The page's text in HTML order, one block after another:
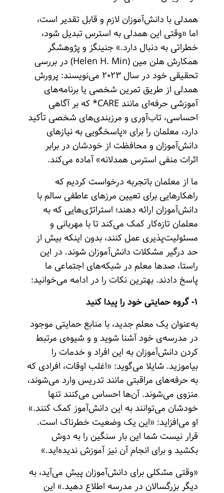
همدلی با دانش‌آموزان لازم و قابل تقدیر است،
اما «وقتی این همدلی به استرس تبدیل شود،
خطراتی به دنبال دارد.» جنینگز و پژوهشگر
همکارش هلن مین (Helen H. Min) در بررسی
تحقیقی خود در سال ۲۰۲۳ می‌نویسند: پرورش
همدلی از طریق تمرین شخصی یا برنامه‌های
آموزشی حرفه‌ای مانند CARE* که بر آگاهی
احساسی، تاب‌آوری و مرزبندی‌های شخصی تأکید
دارد، معلمان را برای «پاسخگویی به نیازهای
دانش‌آموزان و محافظت از خودشان در برابر
اثرات منفی استرس همدلانه» آماده می‌کند.
ما از معلمان باتجربه درخواست کردیم که
راهکارهایی برای تعیین مرزهای عاطفی سالم با
دانش‌آموزان ارائه دهند؛ استراتژی‌هایی که به
معلمان تازه‌کار کمک می‌کند تا با مهربانی و
مسئولیت‌پذیری عمل کنند، بدون اینکه بیش از
حد درگیر مشکلات دانش‌آموزان شوند. در این
راستا، صدها معلم در شبکه‌های اجتماعی ما
پاسخ دادند. بهترین نکات را در ادامه می‌خوانید:
۱- گروه حمایتی خود را پیدا کنید
به‌عنوان یک معلم جدید، با منابع حمایتی موجود
در مدرسه‌ی خود آشنا شوید و و شیوه‌ی مرتبط
کردن دانش‌آموزان به این افراد و خدمات را
بیاموزید. شایلا می‌گوید: «اغلب اوقات، افرادی که
به حرفه‌های مراقبتی مانند تدریس وارد می‌شوند،
منزوی می‌شوند. آن‌ها احساس می‌کنند تنها
خودشان می‌توانند به این دانش‌آموز کمک کنند.»
او می‌افزاید: «این یک وضعیت خطرناک است.
قرار نیست شما این بار سنگین را به دوش
بکشید و برای انجام آن نیز آموزش ندیده‌اید.»
«وقتی مشکلی برای دانش‌آموزان پیش می‌آید، به
دیگر بزرگسالان در مدرسه اطلاع دهید.» این